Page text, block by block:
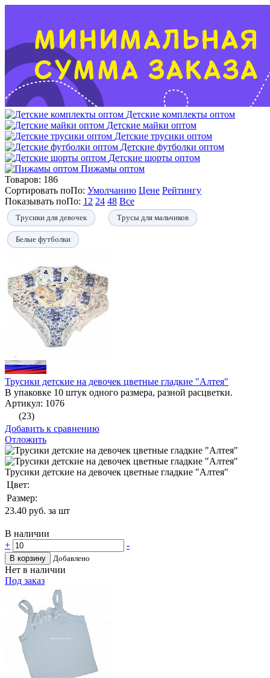
Детские комплекты оптом
Детские майки оптом
Детские трусики оптом
Детские футболки оптом
Детские шорты оптом
Пижамы оптом
Товаров: 186
Сортировать поПо: Умолчанию Цене Рейтингу
Показывать поПо: 12 24 48 Все
Трусики для девочек Трусы для мальчиков
Белые футболки
Трусики детские на девочек цветные гладкие "Алтея"
В упаковке 10 штук одного размера, разной расцветки.
Артикул: 1076
(23)
Добавить к сравнению
Отложить
Трусики детские на девочек цветные гладкие "Алтея"
Цвет:
Размер:
23.40 руб. за шт
В наличии
+
-
В корзину Добавлено
Нет в наличии
Под заказ